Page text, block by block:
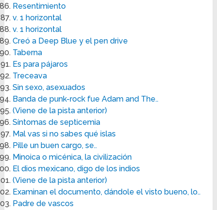
Resentimiento
v. 1 horizontal
v. 1 horizontal
Creó a Deep Blue y el pen drive
Taberna
Es para pájaros
Treceava
Sin sexo, asexuados
Banda de punk-rock fue Adam and The..
(Viene de la pista anterior)
Síntomas de septicemia
Mal vas si no sabes qué islas
Pille un buen cargo, se..
Minoica o micénica, la civilización
El dios mexicano, digo de los indios
(Viene de la pista anterior)
Examinan el documento, dándole el visto bueno, lo..
Padre de vascos